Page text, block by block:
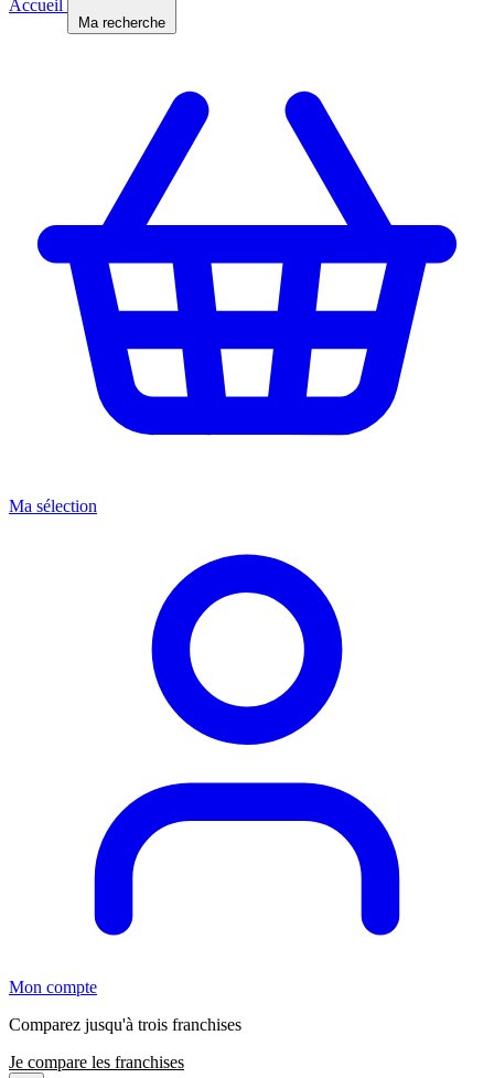
Accueil
Ma recherche
Ma sélection
Mon compte
Comparez jusqu'à trois franchises
Je compare les franchises